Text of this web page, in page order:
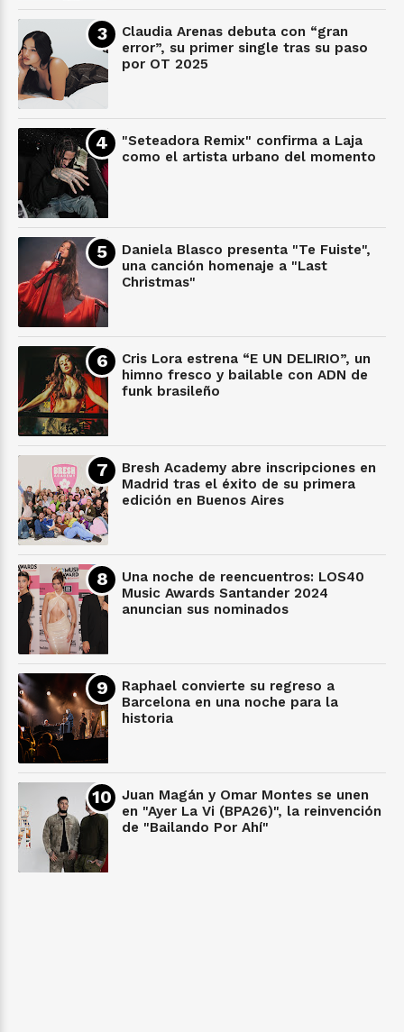
Claudia Arenas debuta con “gran
error”, su primer single tras su paso
por OT 2025
"Seteadora Remix" confirma a Laja
como el artista urbano del momento
Daniela Blasco presenta "Te Fuiste",
una canción homenaje a "Last
Christmas"
Cris Lora estrena “E UN DELIRIO”, un
himno fresco y bailable con ADN de
funk brasileño
Bresh Academy abre inscripciones en
Madrid tras el éxito de su primera
edición en Buenos Aires
Una noche de reencuentros: LOS40
Music Awards Santander 2024
anuncian sus nominados
Raphael convierte su regreso a
Barcelona en una noche para la
historia
Juan Magán y Omar Montes se unen
en "Ayer La Vi (BPA26)", la reinvención
de "Bailando Por Ahí"